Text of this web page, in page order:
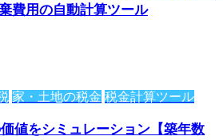
費用の自動計算ツール
家・土地の税金 税金計算ツール
値をシミュレーション【築年数